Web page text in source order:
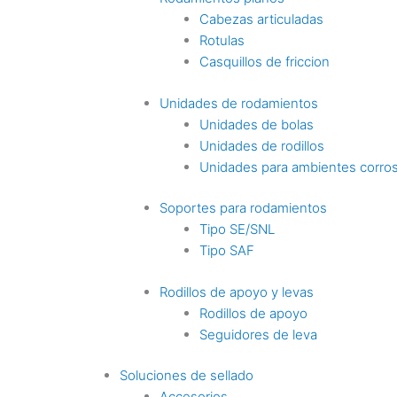
Cabezas articuladas
Rotulas
Casquillos de friccion
Unidades de rodamientos
Unidades de bolas
Unidades de rodillos
Unidades para ambientes
Soportes para rodamientos
Tipo SE/SNL
Tipo SAF
Rodillos de apoyo y levas
Rodillos de apoyo
Seguidores de leva
Soluciones de sellado